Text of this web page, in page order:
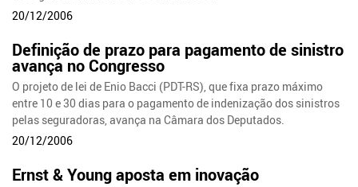
20/12/2006
Definição de prazo para pagamento de sinistro
avança no Congresso
O projeto de lei de Enio Bacci (PDT-RS), que fixa prazo máximo
entre 10 e 30 dias para o pagamento de indenização dos sinistros
pelas seguradoras, avança na Câmara dos Deputados.
20/12/2006
Ernst & Young aposta em inovação